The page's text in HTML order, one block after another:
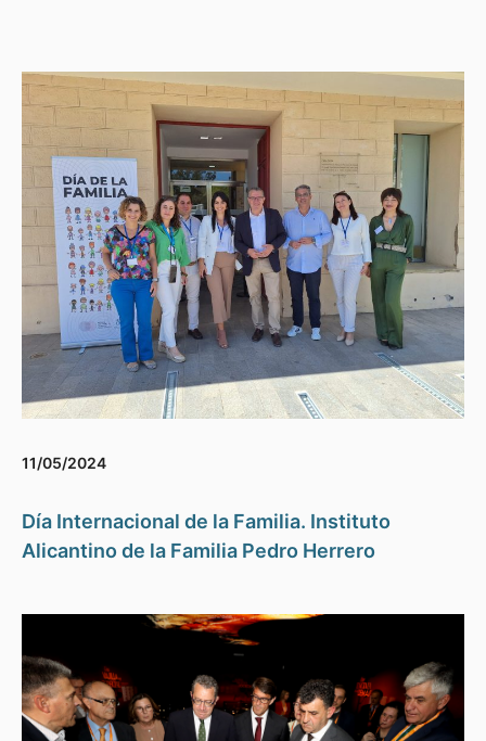
11/05/2024
Día Internacional de la Familia. Instituto
Alicantino de la Familia Pedro Herrero